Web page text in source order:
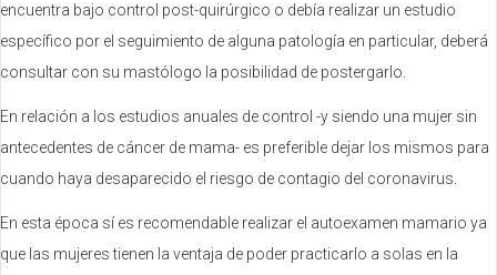
encuentra bajo control post-quirúrgico o debía realizar un estudio
específico por el seguimiento de alguna patología en particular, deberá
consultar con su mastólogo la posibilidad de postergarlo.
En relación a los estudios anuales de control -y siendo una mujer sin
antecedentes de cáncer de mama- es preferible dejar los mismos para
cuando haya desaparecido el riesgo de contagio del coronavirus.
En esta época sí es recomendable realizar el autoexamen mamario ya
que las mujeres tienen la ventaja de poder practicarlo a solas en la